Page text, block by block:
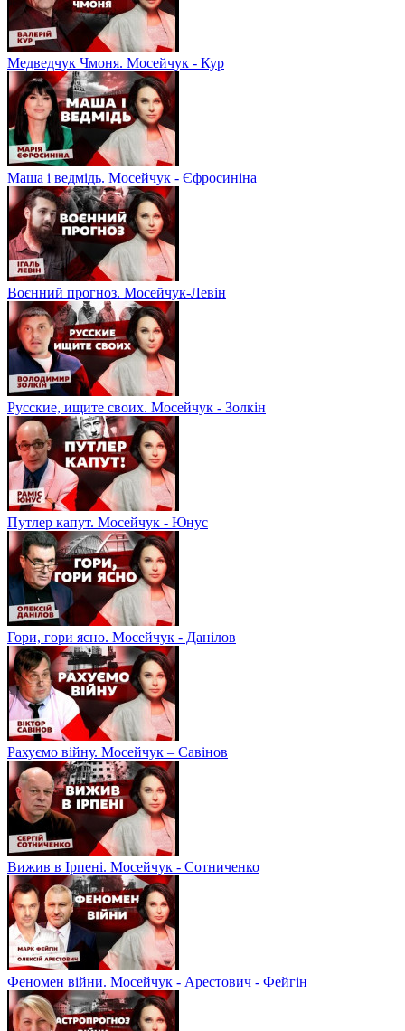
Медведчук Чмоня. Мосейчук - Кур
Маша і ведмідь. Мосейчук - Єфросиніна
Воєнний прогноз. Мосейчук-Левін
Русские, ищите своих. Мосейчук - Золкін
Путлер капут. Мосейчук - Юнус
Гори, гори ясно. Мосейчук - Данілов
Рахуємо війну. Мосейчук – Савінов
Вижив в Ірпені. Мосейчук - Сотниченко
Феномен війни. Мосейчук - Арестович - Фейгін